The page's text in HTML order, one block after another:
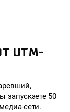
UTM-
запускаете 50
сети.